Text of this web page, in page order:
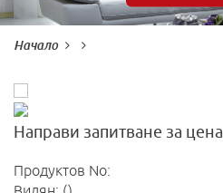
Начало
Направи запитване за цена
Продуктов No: